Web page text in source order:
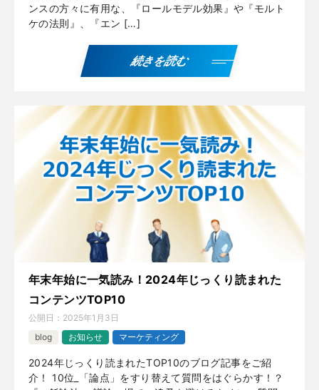
ンスの方々に有用な、『ロールモデル効果』や『モルト
ケの法則』、『エン […]
続きを読む
年末年始に一気読み！2024年じっくり読まれた
コンテンツTOP10
公開日： 2025年1月3日
blog
お知らせ マーケティング
2024年じっくり読まれたTOP10のブログ記事をご紹
介！ 10位_「論点」をすり替えて質問をはぐらかす！？